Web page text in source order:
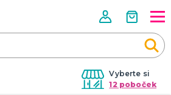
Vyberte si
12 poboček